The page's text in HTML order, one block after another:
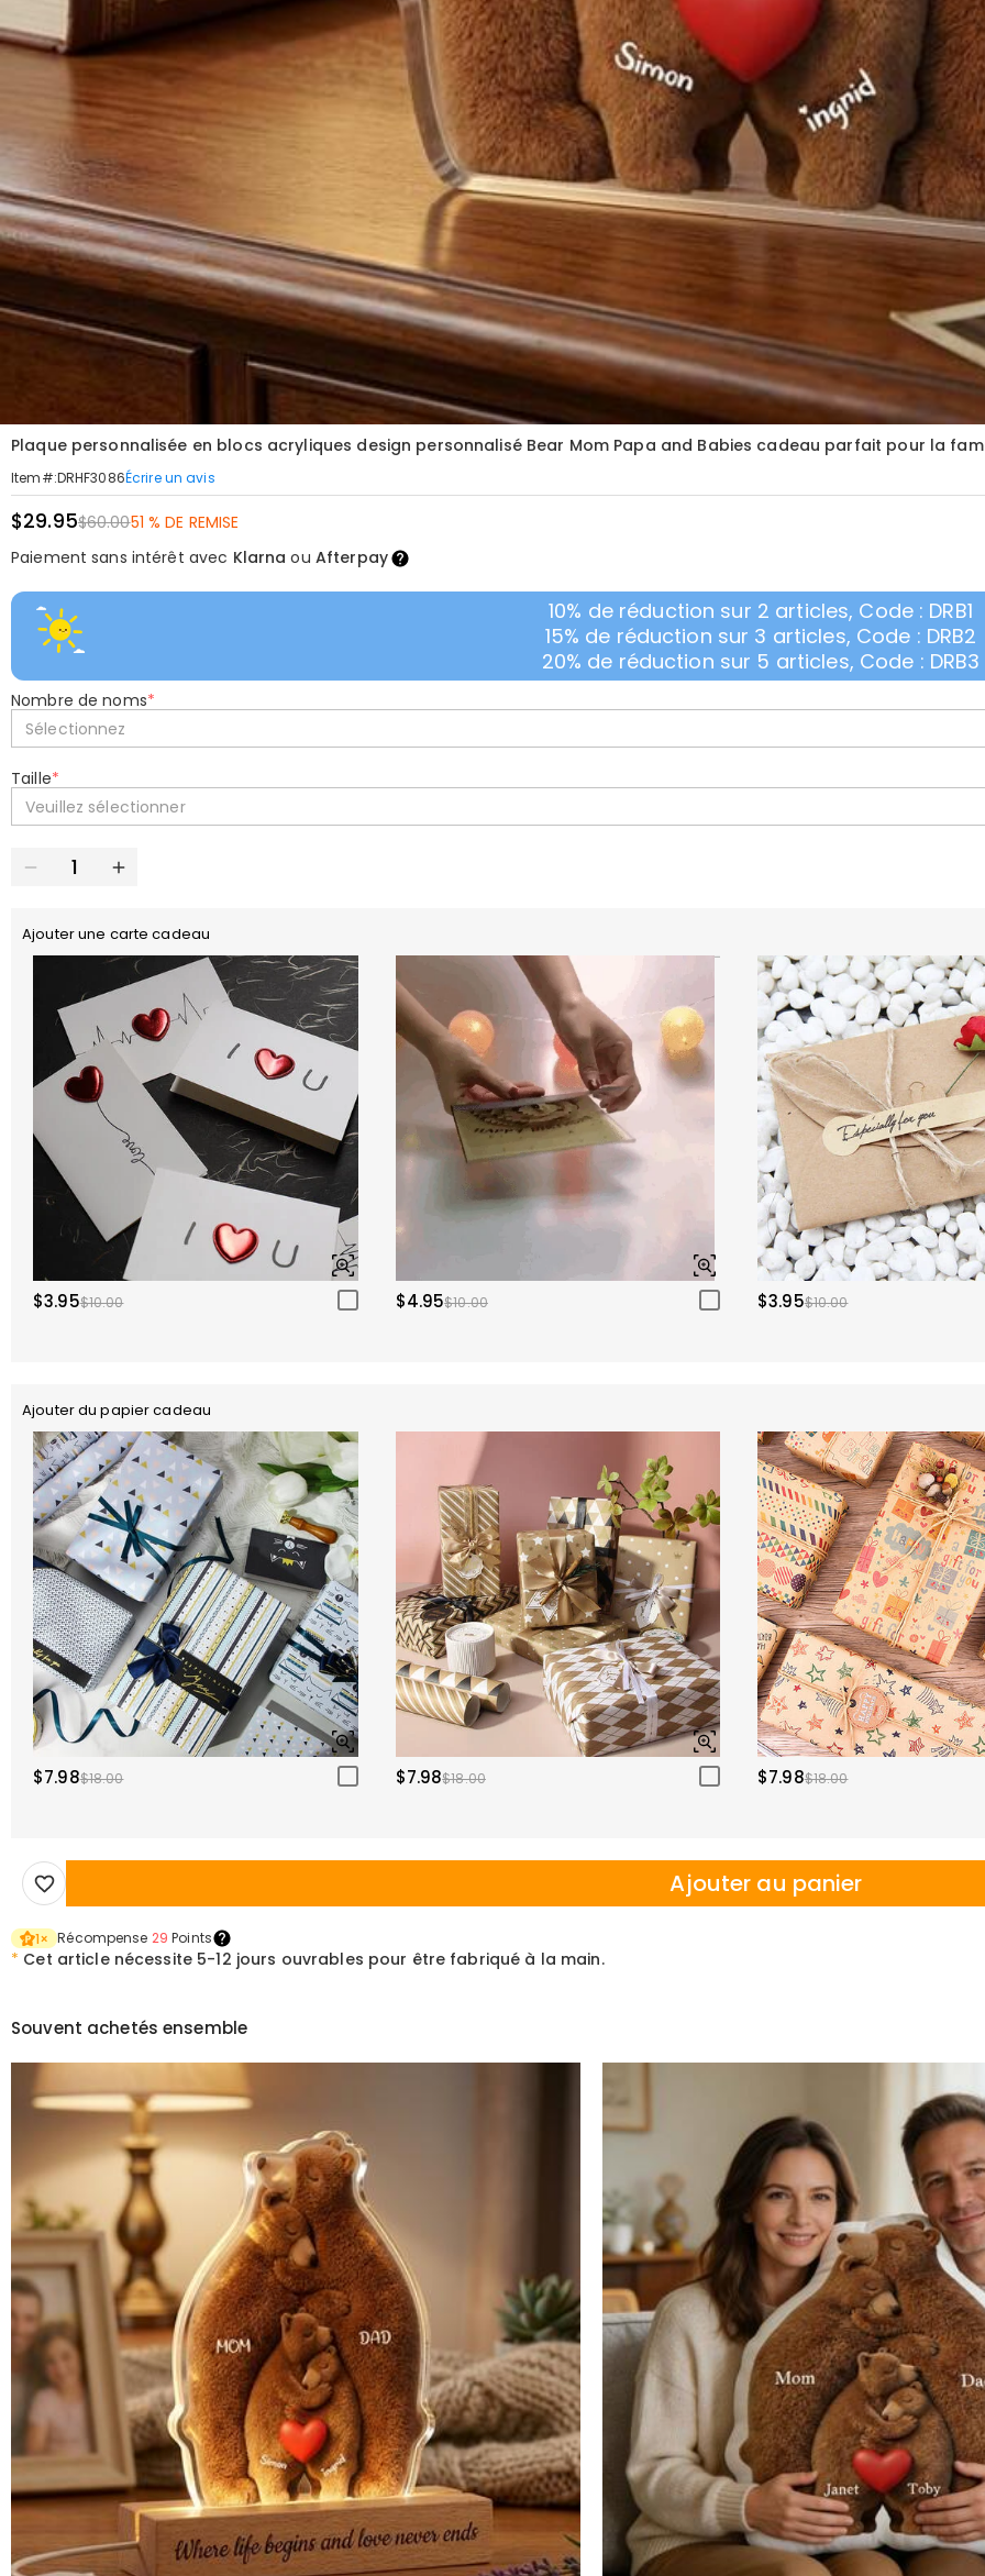
Plaque personnalisée en blocs acryliques design personnalisé Bear Mom Papa and Babies cadeau parfait pour la
Item#:DRHF3086Écrire un avis
$29.95$60.0051 % DE REMISE
Paiement sans intérêt avec Klarna ou Afterpay
10% de réduction sur 2 articles, Code : DRB1
15% de réduction sur 3 articles, Code : DRB2
20% de réduction sur 5 articles, Code : DRB3
Nombre de noms*
Sélectionnez
Taille*
Veuillez sélectionner
Ajouter une carte cadeau
$3.95$10.00 $4.95$10.00 $3.95$10.00
Ajouter du papier cadeau
$7.98$18.00 $7.98$18.00 $7.98$18.00
Ajouter au panier
1× Récompense 29 Points
* Cet article nécessite 5-12 jours ouvrables pour être fabriqué à la main.
Souvent achetés ensemble